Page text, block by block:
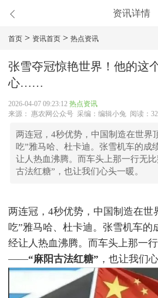
资讯详情
首页 > 资讯首页 > 热点资讯
张雪夺冠惊艳世界！他的这
心……
2026-04-07 09:23:12 热点资讯
来源： 惠农网公众号 采编：编辑小兔 阅读：
两连冠，4秒优势，中国制造在世界
吃”雅马哈、杜卡迪。张雪机车的成
让人热血沸腾。而车头上那一行无
古法红糖”，也让我们心头一暖。
两连冠，4秒优势，中国制造在世
吃”雅马哈、杜卡迪。张雪机车的
经让人热血沸腾。而车头上那一
——“麻阳古法红糖” ，也让我们